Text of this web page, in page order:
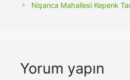
Nişanca Mahallesi Kepenk
Yorum yapın